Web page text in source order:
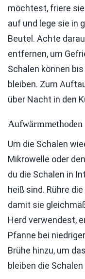
möchtest, friere
auf und lege sie in
Beutel. Achte
entfernen, um
Schalen können
bleiben. Zum
über Nacht in den
Aufwärmmethoden
Um die Schalen
Mikrowelle oder
du die Schalen in
heiß sind. Rühre
damit sie
Herd verwendest,
Pfanne bei
Brühe hinzu, um
bleiben die